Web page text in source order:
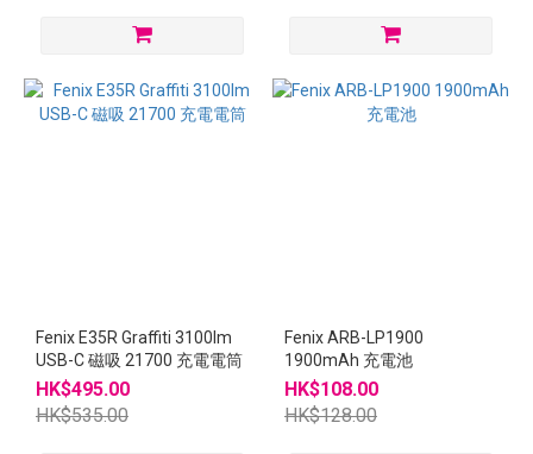
Fenix E35R Graffiti 3100lm
USB-C 磁吸 21700 充電電筒
HK$495.00
HK$535.00
Fenix ARB-LP1900
1900mAh 充電池
HK$108.00
HK$128.00